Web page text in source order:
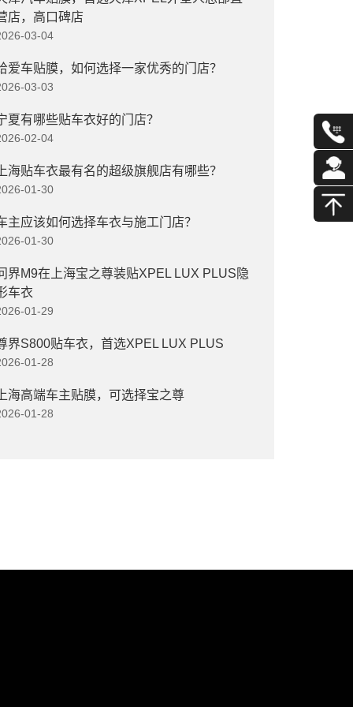
店，高口碑店
03-04
爱车贴膜，如何选择一家优秀的门店？
03-03
夏有哪些贴车衣好的门店？
02-04
海贴车衣最有名的超级旗舰店有哪些？
01-30
主应该如何选择车衣与施工门店？
01-30
界M9在上海宝之尊装贴XPEL LUX PLUS隐
车衣
01-29
界S800贴车衣，首选XPEL LUX PLUS
01-28
海高端车主贴膜，可选择宝之尊
01-28